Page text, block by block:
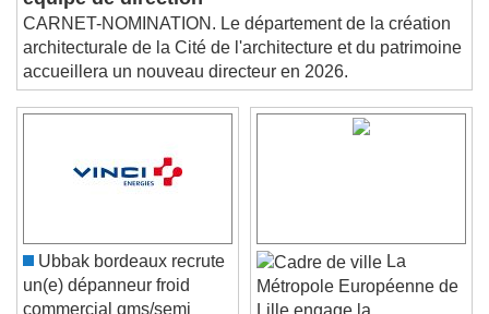
Fullscreen
This is a modal window.
Beginning of dialog window. Escape will cancel
and close the window.
Color
Color Opacity
Caption Area Background
équipe de direction
CARNET-NOMINATION. Le département de la création
architecturale de la Cité de l'architecture et du patrimoine
accueillera un nouveau directeur en 2026.
Ubbak bordeaux recrute
un(e) dépanneur froid
La
Métropole Européenne de